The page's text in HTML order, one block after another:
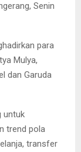
Senin
para
Mulya,
dan Garuda
untuk
trend pola
transfer